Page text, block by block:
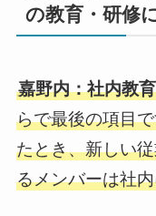
の教育・研修
嘉野内：社内教
らで最後の項目
たとき、新しい
るメンバーは社